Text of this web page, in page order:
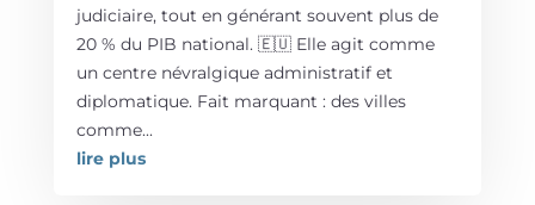
judiciaire, tout en générant souvent plus de
20 % du PIB national. 🇪🇺 Elle agit comme
un centre névralgique administratif et
diplomatique. Fait marquant : des villes
comme...
lire plus